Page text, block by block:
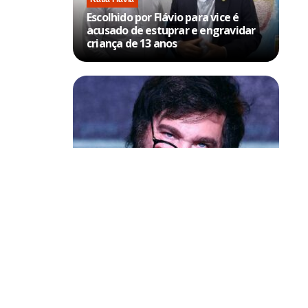
e
Escolhido por Flávio para vice é
acusado de estuprar e engravidar
criança de 13 anos